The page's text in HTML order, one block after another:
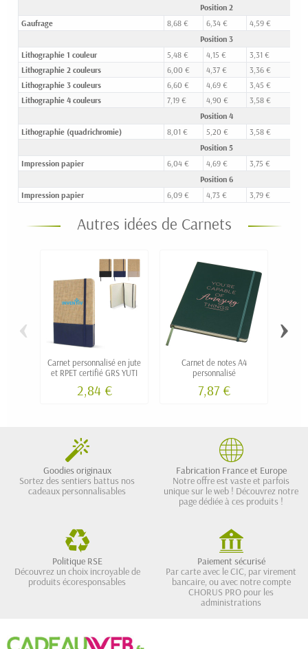
Position 2
Gaufrage
8,68 € 6,34 € 4,59 €
Position 3
Lithographie 1 couleur
5,48 € 4,15 € 3,31 €
Lithographie 2 couleurs
6,00 € 4,37 € 3,36 €
Lithographie 3 couleurs
6,60 € 4,69 € 3,45 €
Lithographie 4 couleurs
7,19 € 4,90 € 3,58 €
Position 4
Lithographie (quadrichromie)
8,01 € 5,20 € 3,58 €
Position 5
Impression papier
6,04 € 4,69 € 3,75 €
Position 6
Impression papier
6,09 € 4,73 € 3,79 €
Autres idées de Carnets
Carnet personnalisé en jute
et RPET certifié GRS YUTI
2,84 €
Carnet de notes A4
personnalisé
7,87 €
‹ ›
Goodies originaux
Sortez des sentiers battus nos
cadeaux personnalisables
Fabrication France et Europe
Notre offre est vaste et parfois
unique sur le web ! Découvrez notre
page dédiée à ces produits !
Politique RSE
Découvrez un choix incroyable de
produits écoresponsables
Paiement sécurisé
Par carte avec le CIC, par virement
bancaire, ou avec notre compte
CHORUS PRO pour les
administrations